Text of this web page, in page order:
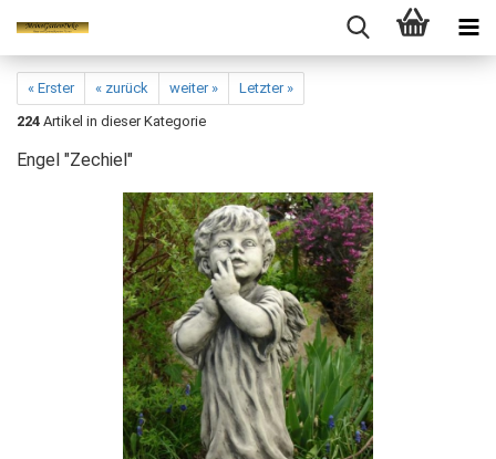
« Erster « zurück weiter »
Letzter »
224 Artikel in dieser Kategorie
Engel "Zechiel"